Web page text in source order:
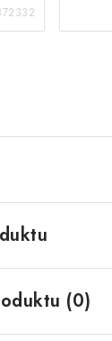
(0)